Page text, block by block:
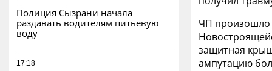
Полиция Сызрани начала
раздавать водителям питьевую
воду
17:18
ЧП произошло
защитная
ампутацию